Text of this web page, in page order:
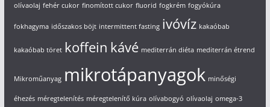
olívaolaj fehér cukor finomított cukor fluorid fogkrém fogyókúra
fokhagyma időszakos böjt intermittent fasting ivóvíz kakaóbab
kakaóbab töret koffein kávé mediterrán diéta mediterrán étrend
Mikroműanyag mikrotápanyagok minőségi
éhezés méregtelenítés méregtelenítő kúra olívabogyó olívaolaj omega-3